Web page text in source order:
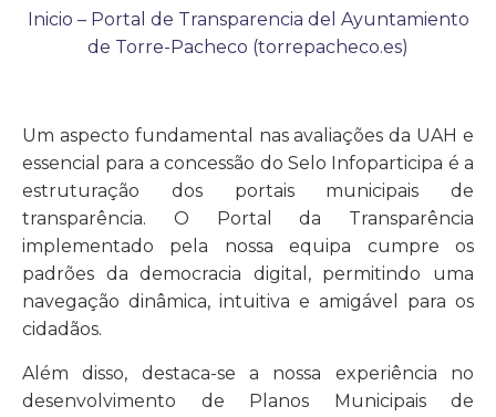
Inicio – Portal de Transparencia del Ayuntamiento
de Torre-Pacheco (torrepacheco.es)
Um aspecto fundamental nas avaliações da UAH e
essencial para a concessão do Selo Infoparticipa é a
estruturação dos portais municipais de
transparência. O Portal da Transparência
implementado pela nossa equipa cumpre os
padrões da democracia digital, permitindo uma
navegação dinâmica, intuitiva e amigável para os
cidadãos.
Além disso, destaca-se a nossa experiência no
desenvolvimento de Planos Municipais de